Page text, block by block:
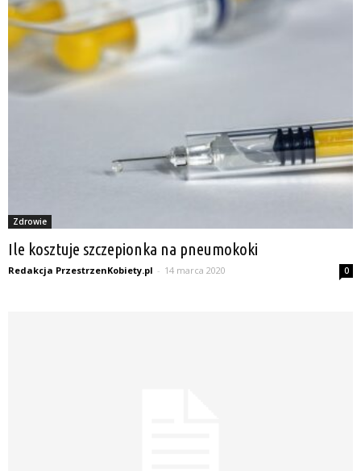
Zdrowie
Ile kosztuje szczepionka na pneumokoki
Redakcja PrzestrzenKobiety.pl - 14 marca 2020 0